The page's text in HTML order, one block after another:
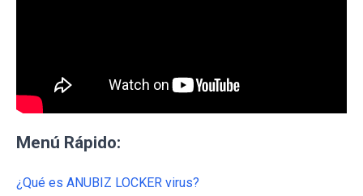
Menú Rápido:
¿Qué es ANUBIZ LOCKER virus?